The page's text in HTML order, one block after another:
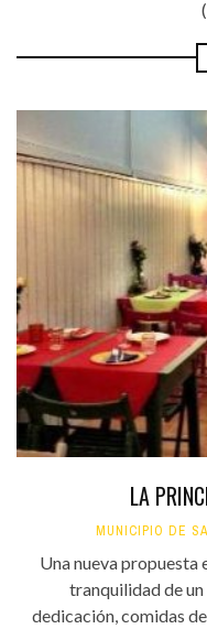
LA
MUNICIPIO DE
Una nueva propuesta
tranquilidad de
dedicación, comidas